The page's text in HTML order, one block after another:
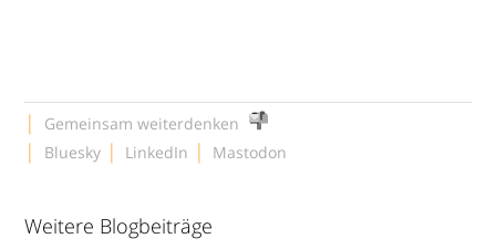
| Gemeinsam weiterdenken
| Bluesky | LinkedIn | Mastodon
Weitere Blogbeiträge